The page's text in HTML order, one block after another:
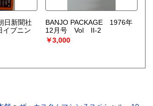
日新聞社
イブニン
BANJO PACKAGE 1976年
12月号 Vol II-2
￥3,000